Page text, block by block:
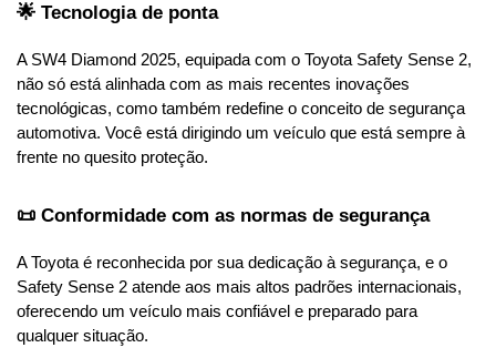
🌟 Tecnologia de ponta
A SW4 Diamond 2025, equipada com o Toyota Safety Sense 2,
não só está alinhada com as mais recentes inovações
tecnológicas, como também redefine o conceito de segurança
automotiva. Você está dirigindo um veículo que está sempre à
frente no quesito proteção.
📜 Conformidade com as normas de segurança
A Toyota é reconhecida por sua dedicação à segurança, e o
Safety Sense 2 atende aos mais altos padrões internacionais,
oferecendo um veículo mais confiável e preparado para
qualquer situação.